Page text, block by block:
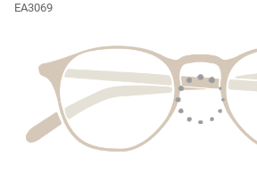
EA3069